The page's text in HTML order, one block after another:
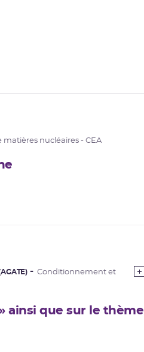
nucléaires - CEA
Conditionnement et
ainsi que sur le thème